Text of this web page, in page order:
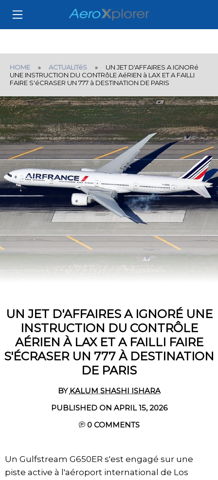
HOME » ACTUALITéS » UN JET D'AFFAIRES A IGNORé
UNE INSTRUCTION DU CONTRôLE AéRIEN à LAX ET A FAILLI
FAIRE S'éCRASER UN 777 à DESTINATION DE PARIS
UN JET D'AFFAIRES A IGNORÉ UNE
INSTRUCTION DU CONTRÔLE
AÉRIEN À LAX ET A FAILLI FAIRE
S'ÉCRASER UN 777 À DESTINATION
DE PARIS
BY KALUM SHASHI ISHARA
PUBLISHED ON APRIL 15, 2026
0COMMENTS
Un Gulfstream G650ER s'est engagé sur une
piste active à l'aéroport international de Los